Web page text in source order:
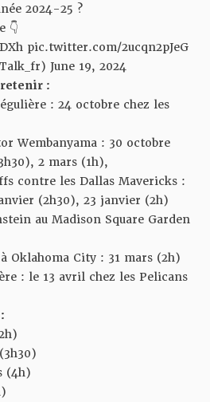
2024-25 ?
👇
pic.twitter.com/2ucqn2pJeG
June 19, 2024
retenir :
: 24 octobre chez les
Wembanyama : 30 octobre
2 mars (1h),
contre les Dallas Mavericks :
(2h30), 23 janvier (2h)
au Madison Square Garden
Oklahoma City : 31 mars (2h)
: le 13 avril chez les Pelicans
(4h)